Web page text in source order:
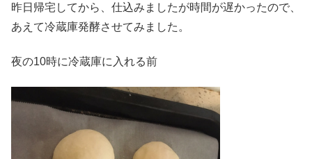
昨日帰宅してから、仕込みましたが時間が遅かったので、
あえて冷蔵庫発酵させてみました。
夜の10時に冷蔵庫に入れる前